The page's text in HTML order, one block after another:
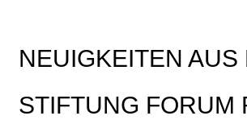
NEUIGKEITEN AUS
STIFTUNG FORUM